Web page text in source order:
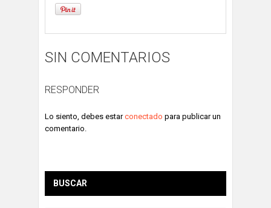
SIN COMENTARIOS
RESPONDER
Lo siento, debes estarconectado para publicar un
comentario.
BUSCAR